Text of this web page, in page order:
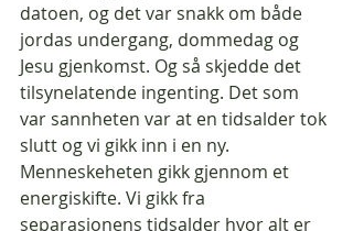
datoen, og det var snakk om både
jordas undergang, dommedag og
Jesu gjenkomst. Og så skjedde det
tilsynelatende ingenting. Det som
var sannheten var at en tidsalder tok
slutt og vi gikk inn i en ny.
Menneskeheten gikk gjennom et
energiskifte. Vi gikk fra
separasjonens tidsalder hvor alt er